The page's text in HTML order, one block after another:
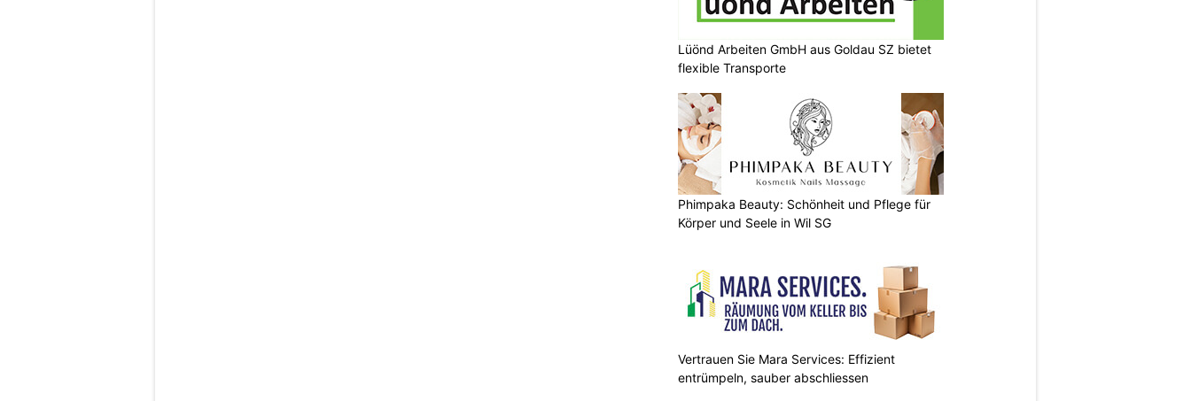
Lüönd Arbeiten GmbH aus Goldau SZ bietet
flexible Transporte
Phimpaka Beauty: Schönheit und Pflege für
Körper und Seele in Wil SG
Vertrauen Sie Mara Services: Effizient
entrümpeln, sauber abschliessen